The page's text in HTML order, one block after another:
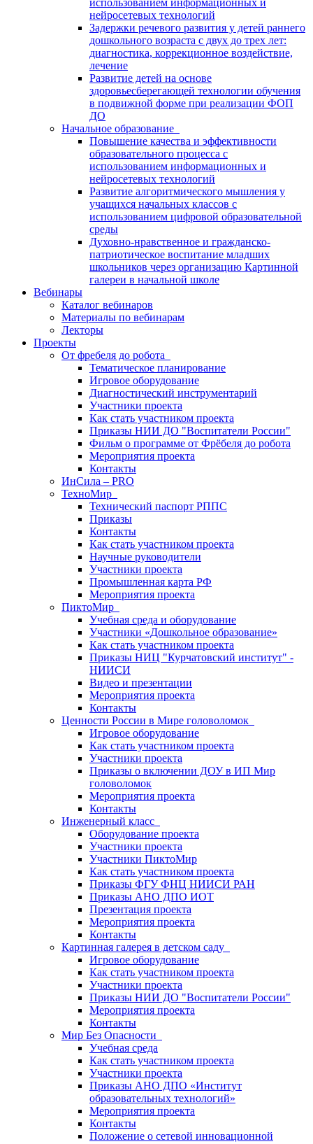
использованием информационных и
нейросетевых технологий
Задержки речевого развития у детей раннего
дошкольного возраста с двух до трех лет:
диагностика, коррекционное воздействие,
лечение
Развитие детей на основе
здоровьесберегающей технологии обучения
в подвижной форме при реализации ФОП
ДО
Начальное образование
Повышение качества и эффективности
образовательного процесса с
использованием информационных и
нейросетевых технологий
Развитие алгоритмического мышления у
учащихся начальных классов с
использованием цифровой образовательной
среды
Духовно-нравственное и гражданско-
патриотическое воспитание младших
школьников через организацию Картинной
галереи в начальной школе
Вебинары
Каталог вебинаров
Материалы по вебинарам
Лекторы
Проекты
От фребеля до робота
Тематическое планирование
Игровое оборудование
Диагностический инструментарий
Участники проекта
Как стать участником проекта
Приказы НИИ ДО "Воспитатели России"
Фильм о программе от Фрёбеля до робота
Мероприятия проекта
Контакты
ИнСила – PRO
ТехноМир
Технический паспорт РППС
Приказы
Контакты
Как стать участником проекта
Научные руководители
Участники проекта
Промышленная карта РФ
Мероприятия проекта
ПиктоМир
Учебная среда и оборудование
Участники «Дошкольное образование»
Как стать участником проекта
Приказы НИЦ "Курчатовский институт" -
НИИСИ
Видео и презентации
Мероприятия проекта
Контакты
Ценности России в Мире головоломок
Игровое оборудование
Как стать участником проекта
Участники проекта
Приказы о включении ДОУ в ИП Мир
головоломок
Мероприятия проекта
Контакты
Инженерный класс
Оборудование проекта
Участники проекта
Участники ПиктоМир
Как стать участником проекта
Приказы ФГУ ФНЦ НИИСИ РАН
Приказы АНО ДПО ИОТ
Презентация проекта
Мероприятия проекта
Контакты
Картинная галерея в детском саду
Игровое оборудование
Как стать участником проекта
Участники проекта
Приказы НИИ ДО "Воспитатели России"
Мероприятия проекта
Контакты
Мир Без Опасности
Учебная среда
Как стать участником проекта
Участники проекта
Приказы АНО ДПО «Институт
образовательных технологий»
Мероприятия проекта
Контакты
Положение о сетевой инновационной